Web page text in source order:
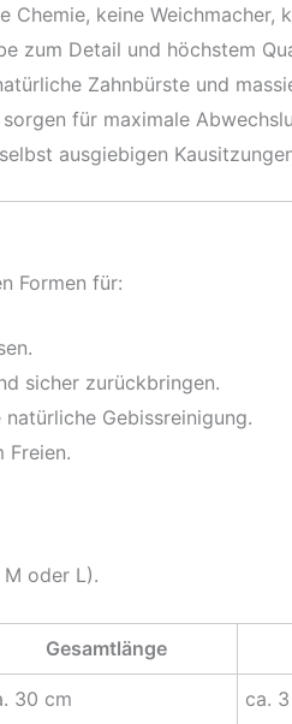
keine Weichmacher,
zum Detail und höchstem
Zahnbürste und
für maximale
ausgiebigen
Formen für:
sicher zurückbringen.
Gebissreinigung.
Freien.
oder L).
Gesamtlänge
30 cm ca.